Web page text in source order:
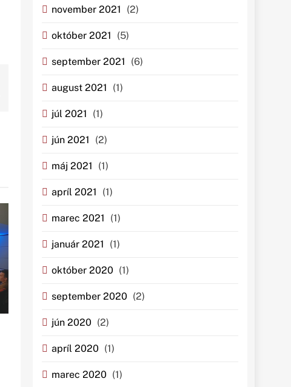
november 2021 (2)
október 2021 (5)
september 2021 (6)
august 2021 (1)
júl 2021 (1)
jún 2021 (2)
máj 2021 (1)
apríl 2021 (1)
marec 2021 (1)
január 2021 (1)
október 2020 (1)
september 2020 (2)
jún 2020 (2)
apríl 2020 (1)
marec 2020 (1)